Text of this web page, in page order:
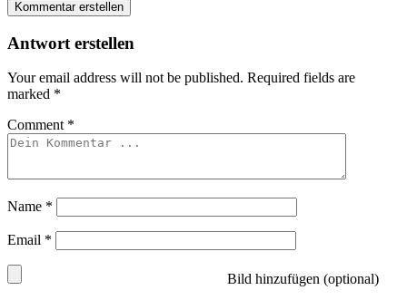
Kommentar erstellen
Antwort erstellen
Your email address will not be published. Required fields are
marked *
Comment *
Name *
Email *
Bild hinzufügen (optional)